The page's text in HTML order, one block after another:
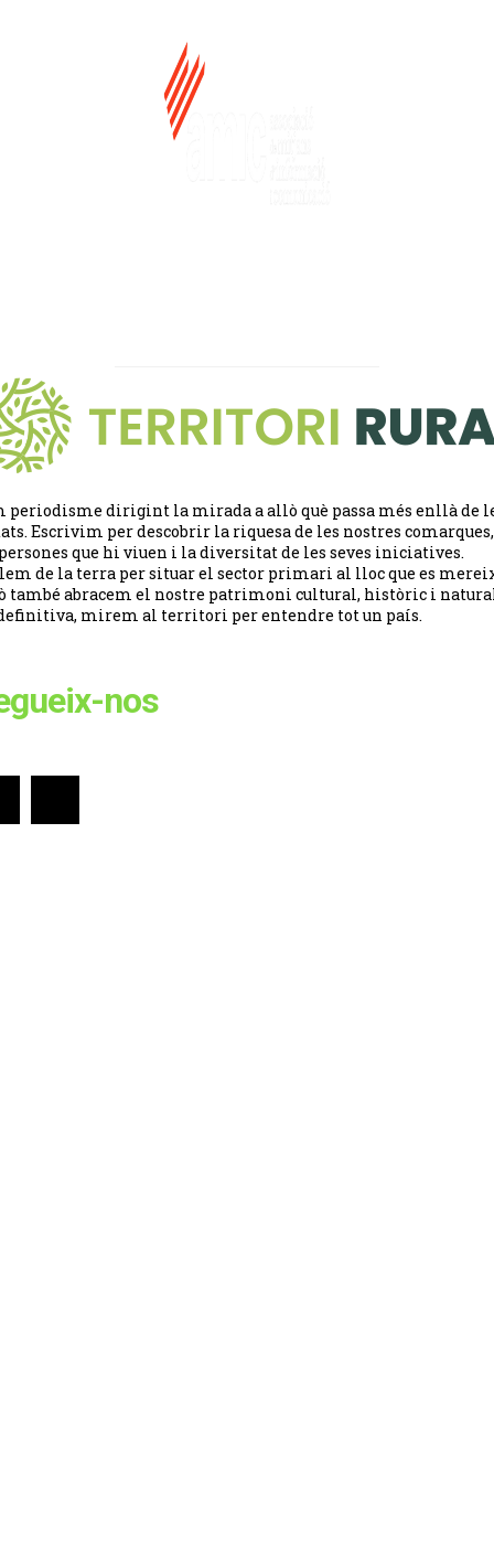
periodisme dirigint la mirada a allò què passa més enllà de
Escrivim per descobrir la riquesa de les nostres
que hi viuen i la diversitat de les seves iniciatives.
de la terra per situar el sector primari al lloc que es
també abracem el nostre patrimoni cultural, històric i
mirem al territori per entendre tot un país.
nos